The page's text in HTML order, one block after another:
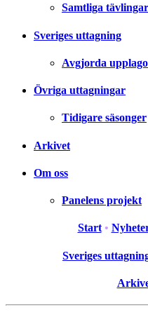
Samtliga tävlingar
Sveriges uttagning
Avgjorda
Övriga uttagningar
Tidigare säsonger
Arkivet
Om oss
Panelens projekt
Start •
Sveriges